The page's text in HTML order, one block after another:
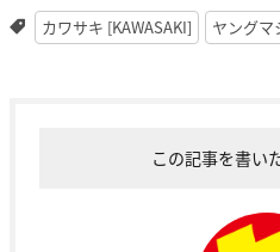
カワサキ [KAWASAKI] ヤングマ
この記事を書い